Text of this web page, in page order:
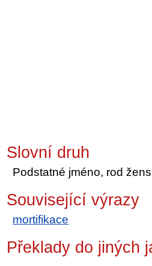
Slovní druh
Podstatné jméno, rod
Související výrazy
mortifikace
Překlady do jiných